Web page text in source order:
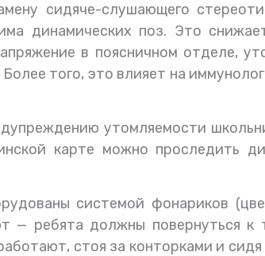
сидяче-слушающего
динамических поз. Это
в поясничном отделе,
того, это влияет на
утомляемости
карте можно проследить
системой фонариков
— ребята должны повернуться к
стоя за конторками и